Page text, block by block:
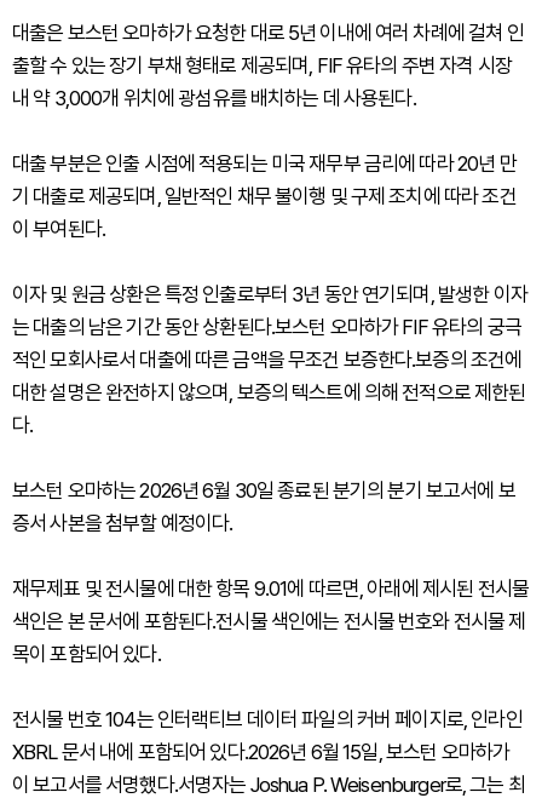
대출은 보스턴 오마하가 요청한 대로 5년 이내에 여러 차례에 걸쳐 인
출할 수 있는 장기 부채 형태로 제공되며, FIF 유타의 주변 자격 시장
내 약 3,000개 위치에 광섬유를 배치하는 데 사용된다.
대출 부분은 인출 시점에 적용되는 미국 재무부 금리에 따라 20년 만
기 대출로 제공되며, 일반적인 채무 불이행 및 구제 조치에 따라 조건
이 부여된다.
이자 및 원금 상환은 특정 인출로부터 3년 동안 연기되며, 발생한 이자
는 대출의 남은 기간 동안 상환된다.보스턴 오마하가 FIF 유타의 궁극
적인 모회사로서 대출에 따른 금액을 무조건 보증한다.보증의 조건에
대한 설명은 완전하지 않으며, 보증의 텍스트에 의해 전적으로 제한된
다.
보스턴 오마하는 2026년 6월 30일 종료된 분기의 분기 보고서에 보
증서 사본을 첨부할 예정이다.
재무제표 및 전시물에 대한 항목 9.01에 따르면, 아래에 제시된 전시물
색인은 본 문서에 포함된다.전시물 색인에는 전시물 번호와 전시물 제
목이 포함되어 있다.
전시물 번호 104는 인터랙티브 데이터 파일의 커버 페이지로, 인라인
XBRL 문서 내에 포함되어 있다.2026년 6월 15일, 보스턴 오마하가
이 보고서를 서명했다.서명자는 Joshua P. Weisenburger로, 그는 최